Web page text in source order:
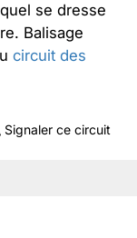
se dresse
Balisage
circuit des
Signaler ce circuit